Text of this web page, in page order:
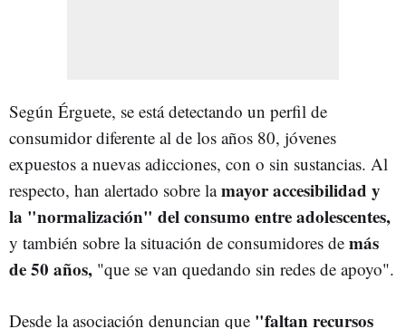
Según Érguete, se está detectando un perfil de
consumidor diferente al de los años 80, jóvenes
expuestos a nuevas adicciones, con o sin sustancias. Al
respecto, han alertado sobre lamayor accesibilidad y
la "normalización" del consumo entre adolescentes,
y también sobre la situación de consumidores de más
de 50 años, "que se van quedando sin redes de apoyo".
Desde la asociación denuncian que "faltan recursos